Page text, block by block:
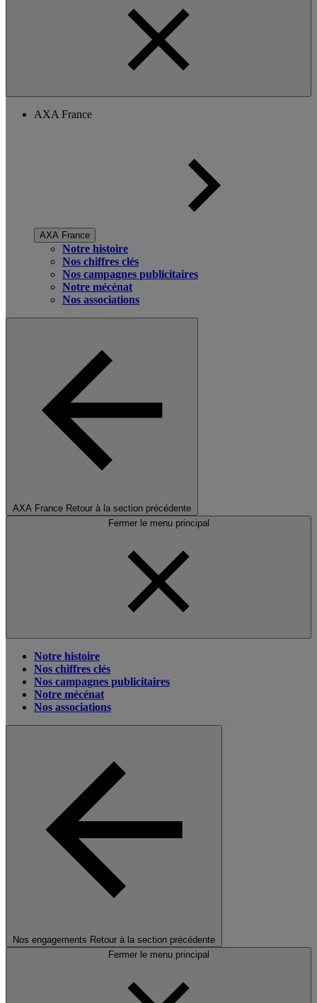
AXA France
AXA France
Notre histoire
Nos chiffres clés
Nos campagnes publicitaires
Notre mécénat
Nos associations
AXA France Retour à la section précédente
Fermer le menu principal
Notre histoire
Nos chiffres clés
Nos campagnes publicitaires
Notre mécénat
Nos associations
Nos engagements Retour à la section précédente
Fermer le menu principal